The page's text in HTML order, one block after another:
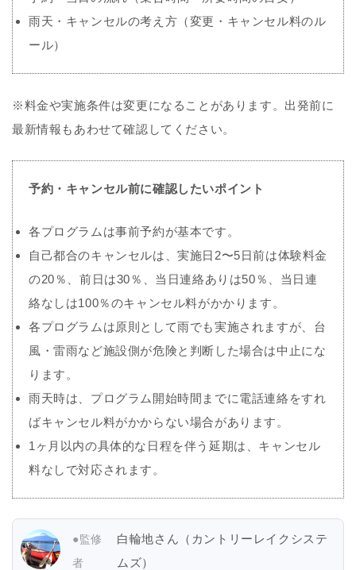
雨天・キャンセルの考え方（変更・キャンセル料のル
ール）
※料金や実施条件は変更になることがあります。出発前に
最新情報もあわせて確認してください。
予約・キャンセル前に確認したいポイント
各プログラムは事前予約が基本です。
自己都合のキャンセルは、実施日2〜5日前は体験料金
の20％、前日は30％、当日連絡ありは50％、当日連
絡なしは100％のキャンセル料がかかります。
各プログラムは原則として雨でも実施されますが、台
風・雷雨など施設側が危険と判断した場合は中止にな
ります。
雨天時は、プログラム開始時間までに電話連絡をすれ
ばキャンセル料がかからない場合があります。
1ヶ月以内の具体的な日程を伴う延期は、キャンセル
料なしで対応されます。
●監修
者
白輪地さん（カントリーレイクシステ
ムズ）